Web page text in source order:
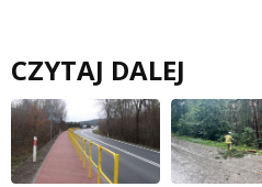
CZYTAJ DALEJ